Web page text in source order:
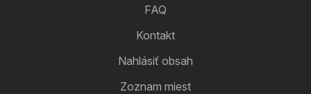
FAQ
Kontakt
Nahlásiť obsah
Zoznam miest